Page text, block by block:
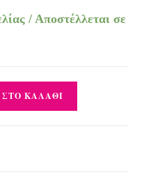
/ Αποστέλλεται σε
ΚΑΛΆΘΙ